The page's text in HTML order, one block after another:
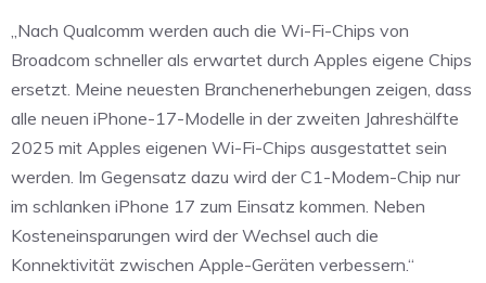
„Nach Qualcomm werden auch die Wi-Fi-Chips von
Broadcom schneller als erwartet durch Apples eigene Chips
ersetzt. Meine neuesten Branchenerhebungen zeigen, dass
alle neuen iPhone-17-Modelle in der zweiten Jahreshälfte
2025 mit Apples eigenen Wi-Fi-Chips ausgestattet sein
werden. Im Gegensatz dazu wird der C1-Modem-Chip nur
im schlanken iPhone 17 zum Einsatz kommen. Neben
Kosteneinsparungen wird der Wechsel auch die
Konnektivität zwischen Apple-Geräten verbessern.“